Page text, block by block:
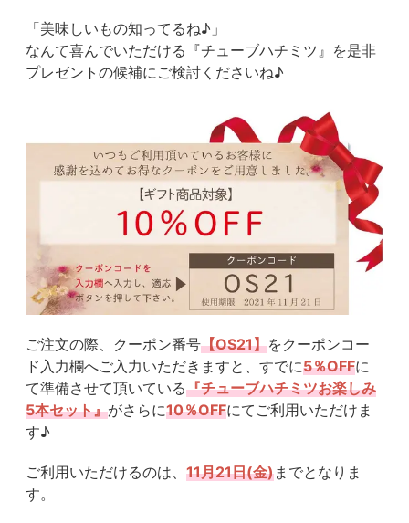
「美味しいもの知ってるね♪」
なんて喜んでいただける『チューブハチミツ』を是非
プレゼントの候補にご検討くださいね♪
ご注文の際、クーポン番号【OS21】をクーポンコー
ド入力欄へご入力いただきますと、すでに5％OFFに
て準備させて頂いている『チューブハチミツお楽しみ
5本セット』がさらに10％OFFにてご利用いただけま
す♪
ご利用いただけるのは、 11月21日(金)までとなりま
す。